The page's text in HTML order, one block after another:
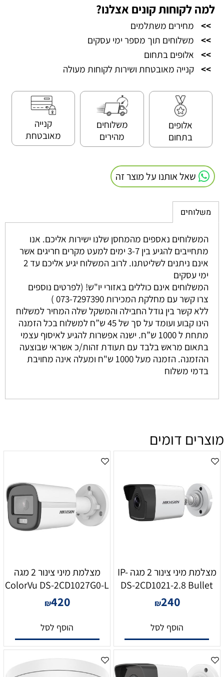
למה לקוחות קונים אצלנו?
>>
מחירים משתלמים
>>
משלוחים תוך מספר ימי עסקים
>>
אלופים בתחום
>> קנייה מאובטחת ושירות לקוחות מעולה
אלופים
בתחום
משלוחים
מהירים
קנייה
מאובטחת
שאל אותנו על מוצר זה
משלוחים
המשלוחים נאספים מהמחסן שלנו ישירות אליכם. אנו
מתחייבים להגיע בין 3-7 ימים למעט מקרים חריגים אשר
אינם ניתנים לשליטתנו. לרוב המשלוח יגיע אליכם עד 2
ימי עסקים
המשלוחים אינם כוללים באזורי יו"ש! (לפרטים נוספים
צרו קשר עם מחלקת המכירות 073-7297390 )
ללא קשר בין גודל החבילה והמשקל שלה המחיר למשלוח
הינו קבוע ועומד על סך של 45 ש”ח למשלוח בכל הזמנה
מתחת ל 1000 ש”ח. ישנה אפשרות להגיע לאיסוף עצמי
בתאום מראש בלבד עם תעודת זהות/כ אשראי שבוצעה
ההזמנה. הזמנה מעל 1000 ש"ח ומעלה אינה מחויבת
בדמי משלוח
מוצרים דומים
מצלמת מיני צינור 2 מגה IP-
DS-2CD1021-2.8 Bullet
₪240
הוסף לסל
מצלמת מיני צינור 2 מגה
ColorVu DS-2CD1027G0-L
₪420
הוסף לסל